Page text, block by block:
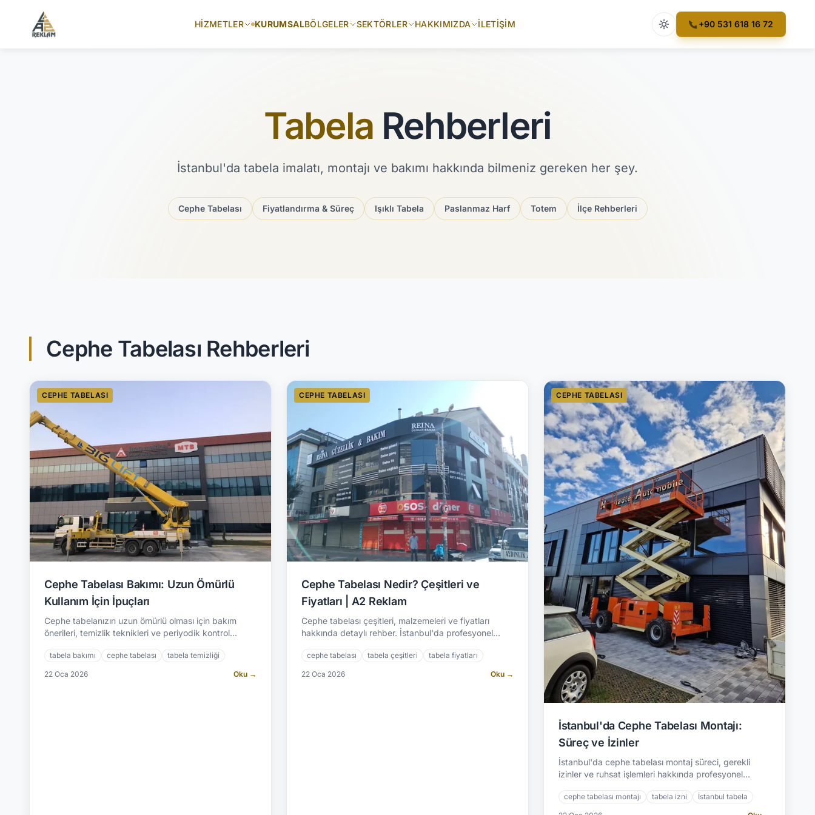
HIZMETLER KURUMSALBÖLGELER SEKTÖRLER HAKKIMIZDA İLETIŞIM Açık tema etkin
+90 531 618 16 72
Tabela Rehberleri
İstanbul'da tabela imalatı, montajı ve bakımı hakkında bilmeniz gereken her şey.
Cephe Tabelası Fiyatlandırma & Süreç Işıklı Tabela Paslanmaz Harf Totem İlçe Rehberleri
Cephe Tabelası Rehberleri
CEPHE TABELASI
Cephe Tabelası Bakımı: Uzun Ömürlü
Kullanım İçin İpuçları
Cephe tabelanızın uzun ömürlü olması için bakım
önerileri, temizlik teknikleri ve periyodik kontrol
tabela bakımı cephe tabelası tabela temizliği
22 Oca 2026 Oku →
CEPHE TABELASI
Cephe Tabelası Nedir? Çeşitleri ve
Fiyatları | A2 Reklam
Cephe tabelası çeşitleri, malzemeleri ve fiyatları
hakkında detaylı rehber. İstanbul'da profesyonel
cephe tabelası tabela çeşitleri tabela fiyatları
22 Oca 2026 Oku →
CEPHE TABELASI
İstanbul'da Cephe Tabelası Montajı:
Süreç ve İzinler
İstanbul'da cephe tabelası montaj süreci, gerekli
izinler ve ruhsat işlemleri hakkında profesyonel
2.500+ proje.
cephe tabelası montajı tabela izni İstanbul tabela